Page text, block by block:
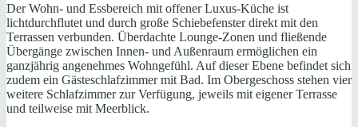
Der Wohn- und Essbereich mit offener Luxus-Küche ist
lichtdurchflutet und durch große Schiebefenster direkt mit den
Terrassen verbunden. Überdachte Lounge-Zonen und fließende
Übergänge zwischen Innen- und Außenraum ermöglichen ein
ganzjährig angenehmes Wohngefühl. Auf dieser Ebene befindet sich
zudem ein Gästeschlafzimmer mit Bad. Im Obergeschoss stehen vier
weitere Schlafzimmer zur Verfügung, jeweils mit eigener Terrasse
und teilweise mit Meerblick.